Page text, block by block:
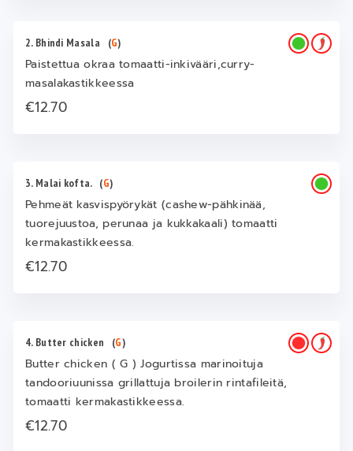
2. Bhindi Masala (G)
Paistettua okraa tomaatti-inkivääri,curry-
masalakastikkeessa
€12.70
3. Malai kofta. (G)
Pehmeät kasvispyörykät (cashew-pähkinää,
tuorejuustoa, perunaa ja kukkakaali) tomaatti
kermakastikkeessa.
€12.70
4. Butter chicken (G)
Butter chicken ( G ) Jogurtissa marinoituja
tandooriuunissa grillattuja broilerin rintafileitä,
tomaatti kermakastikkeessa.
€12.70